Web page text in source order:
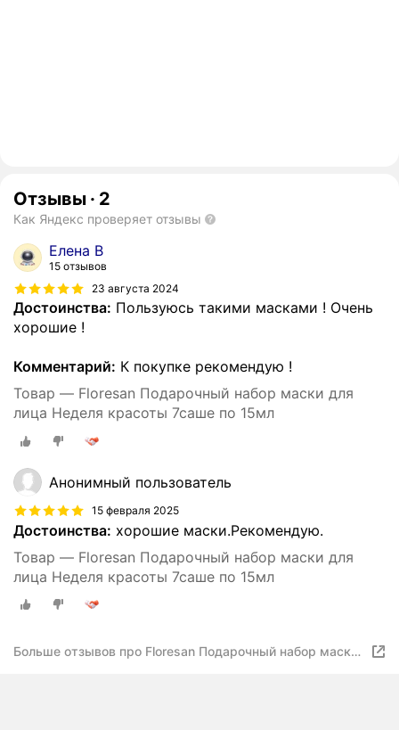
Отзывы · 2
Как Яндекс проверяет отзывы
Елена В
15 отзывов
23 августа 2024
Достоинства: Пользуюсь такими масками ! Очень
хорошие !
Комментарий: К покупке рекомендую !
Товар — Floresan Подарочный набор маски для
лица Неделя красоты 7саше по 15мл
Анонимный пользователь
15 февраля 2025
Достоинства: хорошие маски.Рекомендую.
Товар — Floresan Подарочный набор маски для
лица Неделя красоты 7саше по 15мл
Больше отзывов про Floresan Подарочный набор маски